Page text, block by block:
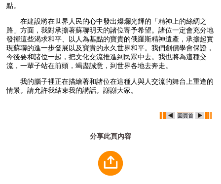
點。
在建設將在世界人民的心中發出燦爛光輝的「精神上的絲綢之
路」方面，我對承擔著蘇聯明天的諸位寄予希望。諸位一定會充分地
發揮這些渴求和平、以人為基點的寶貴的俄羅斯精神遺產，承擔起實
現蘇聯的進一步發展以及寶貴的永久世界和平。我們創價學會保證，
今後要和諸位一起，把文化交流推進到民眾中去。我也將為這種交
流，一輩子站在前頭，竭盡誠意，到世界各地去奔走。
我的腦子裡正在描繪著和諸位在這種人與人交流的舞台上重逢的
情景。請允許我結束我的講話。謝謝大家。
分享此頁內容